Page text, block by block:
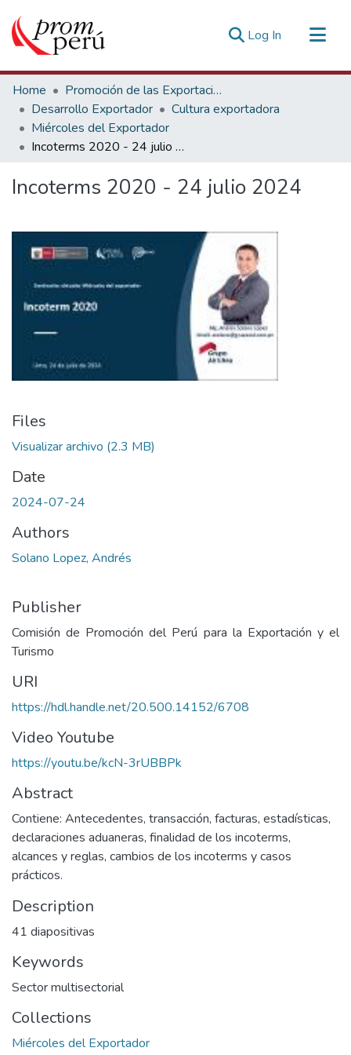
Log In (current)
Communities & Collections
All of DSpace
Statistics
Estadísticas Externas
Home
Promoción de las Exportaciones
Desarrollo Exportador
Cultura exportadora
Miércoles del Exportador
Incoterms 2020 - 24 julio 2024
Incoterms 2020 - 24 julio 2024
Files
Visualizar archivo (2.3 MB)
Date
2024-07-24
Authors
Solano Lopez, Andrés
Publisher
Comisión de Promoción del Perú para la Exportación y el
Turismo
URI
https://hdl.handle.net/20.500.14152/6708
Video Youtube
https://youtu.be/kcN-3rUBBPk
Abstract
Contiene: Antecedentes, transacción, facturas, estadísticas,
declaraciones aduaneras, finalidad de los incoterms,
alcances y reglas, cambios de los incoterms y casos
prácticos.
Description
41 diapositivas
Keywords
Sector multisectorial
Collections
Miércoles del Exportador